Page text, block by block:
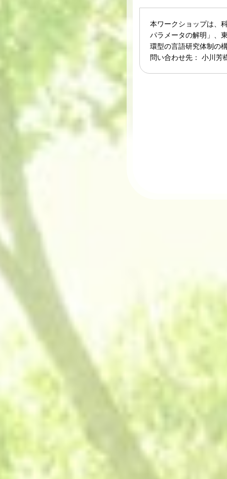
本ワークショップは、
パラメータの解明」、
環型の言語研究体制の
問い合わせ先： 小川芳